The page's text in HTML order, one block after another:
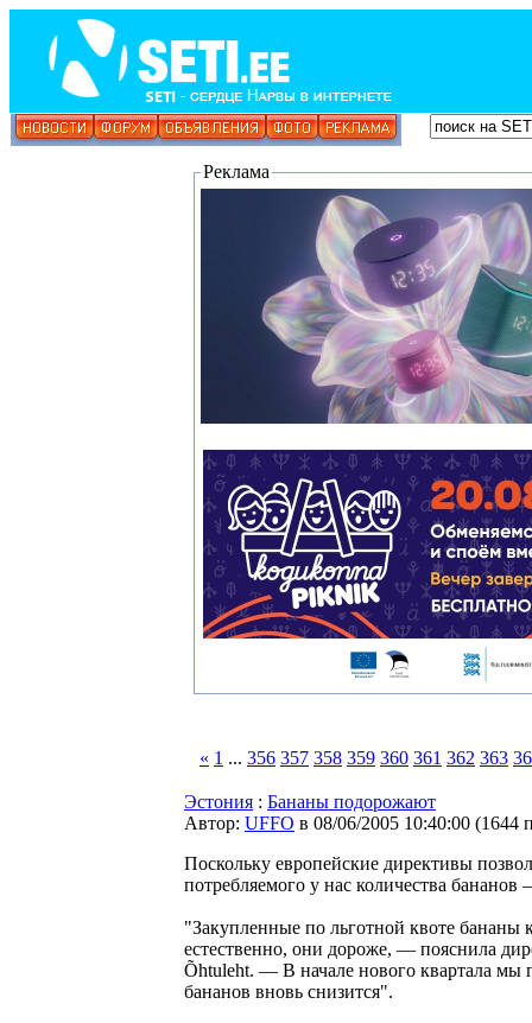
Реклама
« 1 ... 356 357 358 359 360 361 362 363
Эстония : Бананы подорожают
Автор: UFFO в 08/06/2005 10:40:00 (1644
Поскольку европейские директивы
потребляемого у нас количества
"Закупленные по льготной квоте
естественно, они дороже, — пояснила
Õhtuleht. — В начале нового квартала
бананов вновь снизится".